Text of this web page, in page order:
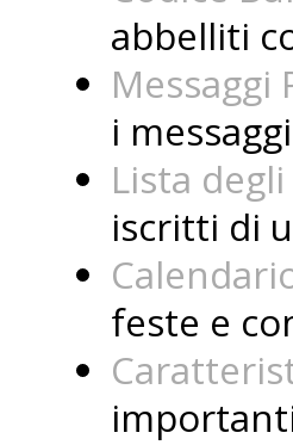
abbelliti
Messaggi
i
Lista
iscritti di
feste e